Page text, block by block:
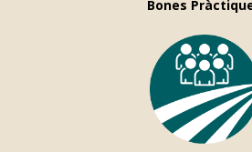
Bones